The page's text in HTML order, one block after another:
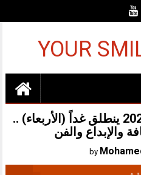
YOUR
معرض الشارقة للكتاب 2025 ينطلق غداً (الأربعاء) ..